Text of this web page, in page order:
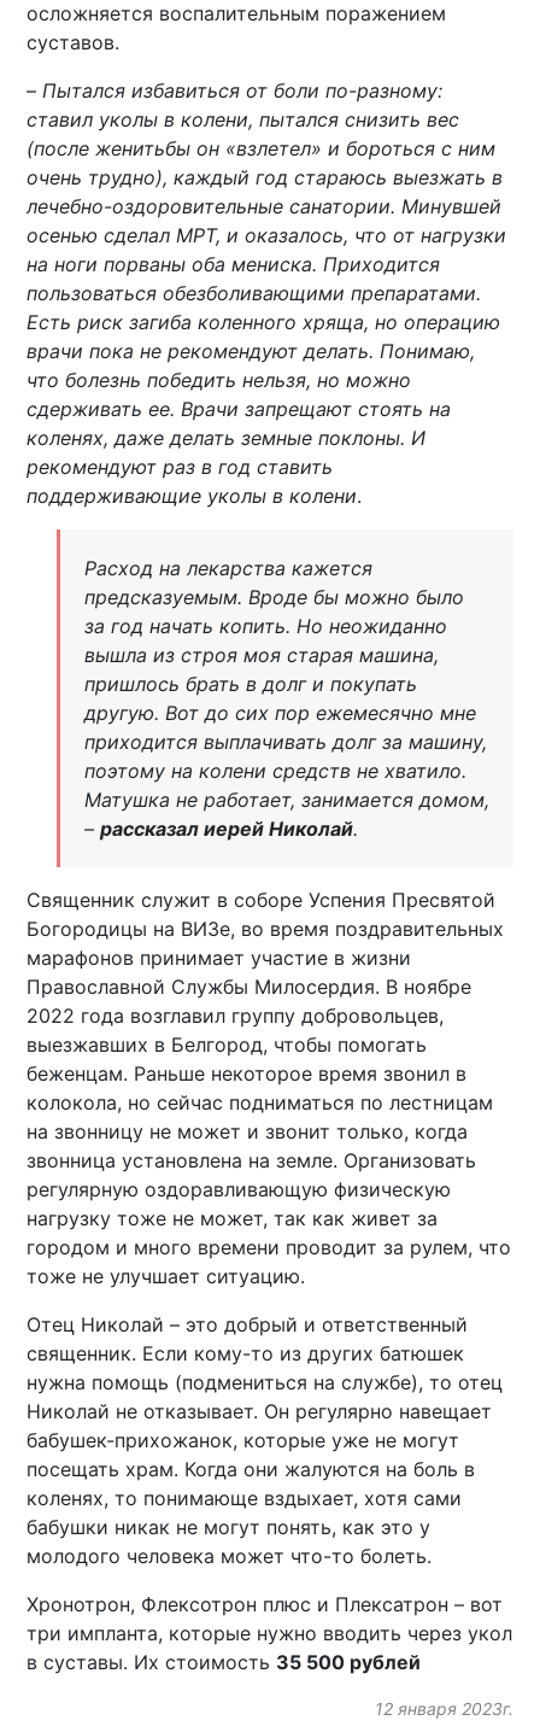
осложняется воспалительным поражением
суставов.
–Пытался избавиться от боли по-разному:
ставил уколы в колени, пытался снизить вес
(после женитьбы он «взлетел» и бороться с ним
очень трудно), каждый год стараюсь выезжать в
лечебно-оздоровительные санатории. Минувшей
осенью сделал МРТ, и оказалось, что от нагрузки
на ноги порваны оба мениска. Приходится
пользоваться обезболивающими препаратами.
Есть риск загиба коленного хряща, но операцию
врачи пока не рекомендуют делать. Понимаю,
что болезнь победить нельзя, но можно
сдерживать ее. Врачи запрещают стоять на
коленях, даже делать земные поклоны. И
рекомендуют раз в год ставить
поддерживающие уколы в колени.
Расход на лекарства кажется
предсказуемым. Вроде бы можно было
за год начать копить. Но неожиданно
вышла из строя моя старая машина,
пришлось брать в долг и покупать
другую. Вот до сих пор ежемесячно мне
приходится выплачивать долг за машину,
поэтому на колени средств не хватило.
Матушка не работает, занимается домом,
– рассказал иерей Николай.
Священник служит в соборе Успения Пресвятой
Богородицы на ВИЗе, во время поздравительных
марафонов принимает участие в жизни
Православной Службы Милосердия. В ноябре
2022 года возглавил группу добровольцев,
выезжавших в Белгород, чтобы помогать
беженцам. Раньше некоторое время звонил в
колокола, но сейчас подниматься по лестницам
на звонницу не может и звонит только, когда
звонница установлена на земле. Организовать
регулярную оздоравливающую физическую
нагрузку тоже не может, так как живет за
городом и много времени проводит за рулем, что
тоже не улучшает ситуацию.
Отец Николай – это добрый и ответственный
священник. Если кому-то из других батюшек
нужна помощь (подмениться на службе), то отец
Николай не отказывает. Он регулярно навещает
бабушек-прихожанок, которые уже не могут
посещать храм. Когда они жалуются на боль в
коленях, то понимающе вздыхает, хотя сами
бабушки никак не могут понять, как это у
молодого человека может что-то болеть.
Хронотрон, Флексотрон плюс и Плексатрон – вот
три импланта, которые нужно вводить через укол
в суставы. Их стоимость 35 500 рублей
12 января 2023г.